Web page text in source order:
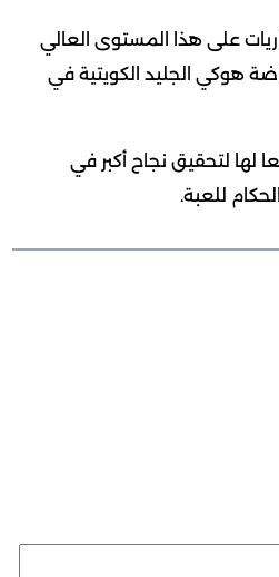
على هذا المستوى العالي
هوكي الجليد الكويتية في
لها لتحقيق نجاح أكبر في
للعبة.